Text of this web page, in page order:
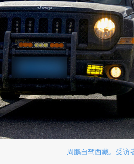
周鹏自驾西藏。受访